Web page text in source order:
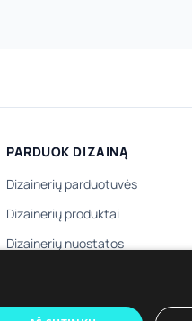
PARDUOK DIZAINĄ
Dizainerių parduotuvės
Dizainerių produktai
Dizainerių nuostatos